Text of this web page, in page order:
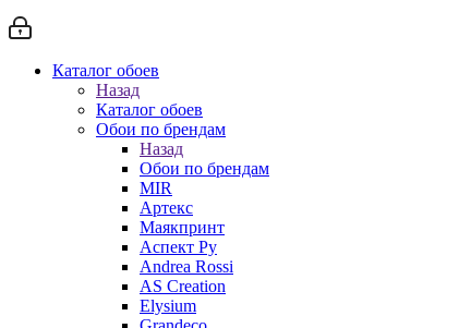
Каталог обоев
Назад
Каталог обоев
Обои по брендам
Назад
Обои по брендам
MIR
Артекс
Маякпринт
Аспект Ру
Andrea Rossi
AS Creation
Elysium